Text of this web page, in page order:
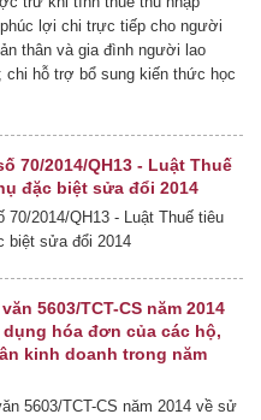
lợi chi trực tiếp cho người
thân và gia đình người lao
hỗ trợ bổ sung kiến thức học
70/2014/QH13 - Luật Thuế
đặc biệt sửa đổi 2014
70/2014/QH13 - Luật Thuế tiêu
biệt sửa đổi 2014
5603/TCT-CS năm 2014
hóa đơn của các hộ,
kinh doanh trong năm
5603/TCT-CS năm 2014 về sử